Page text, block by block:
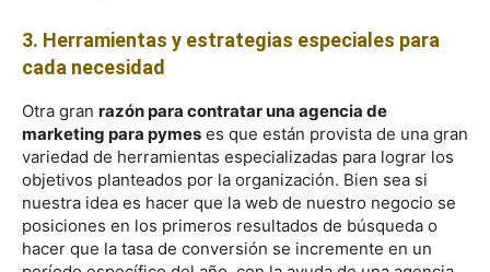
3. Herramientas y estrategias especiales para
cada necesidad
Otra gran razón para contratar una agencia de
marketing para pymes es que están provista de una gran
variedad de herramientas especializadas para lograr los
objetivos planteados por la organización. Bien sea si
nuestra idea es hacer que la web de nuestro negocio se
posiciones en los primeros resultados de búsqueda o
hacer que la tasa de conversión se incremente en un